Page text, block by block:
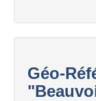
Géo-